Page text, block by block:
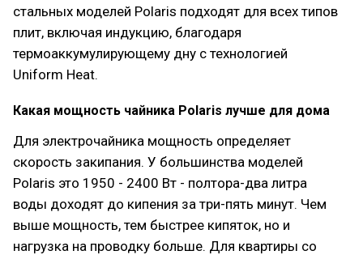
стальных моделей Polaris подходят для всех типов
плит, включая индукцию, благодаря
термоаккумулирующему дну с технологией
Uniform Heat.
Какая мощность чайника Polaris лучше для дома
Для электрочайника мощность определяет
скорость закипания. У большинства моделей
Polaris это 1950 - 2400 Вт - полтора-два литра
воды доходят до кипения за три-пять минут. Чем
выше мощность, тем быстрее кипяток, но и
нагрузка на проводку больше. Для квартиры со